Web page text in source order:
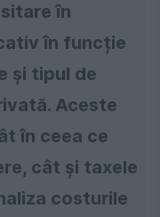
în
în funcție
și tipul de
Aceste
în ceea ce
cât și taxele
costurile